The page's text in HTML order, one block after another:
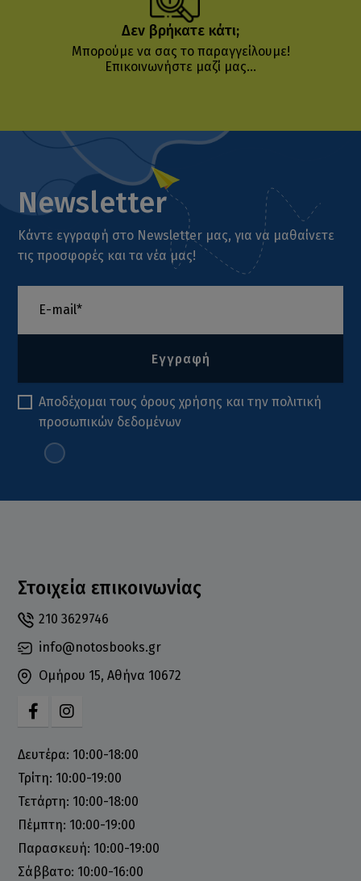
Δεν βρήκατε κάτι;
Μπορούμε να σας το παραγγείλουμε!
Επικοινωνήστε μαζί μας...
Newsletter
Κάντε εγγραφή στο Newsletter μας, για να μαθαίνετε
τις προσφορές και τα νέα μας!
Εγγραφή
Αποδέχομαι τους όρους χρήσης και τηνπολιτική
προσωπικών δεδομένων
Στοιχεία επικοινωνίας
210 3629746
info@notosbooks.gr
Ομήρου 15, Αθήνα 10672
Δευτέρα: 10:00-18:00
Τρίτη: 10:00-19:00
Τετάρτη: 10:00-18:00
Πέμπτη: 10:00-19:00
Παρασκευή: 10:00-19:00
Σάββατο: 10:00-16:00